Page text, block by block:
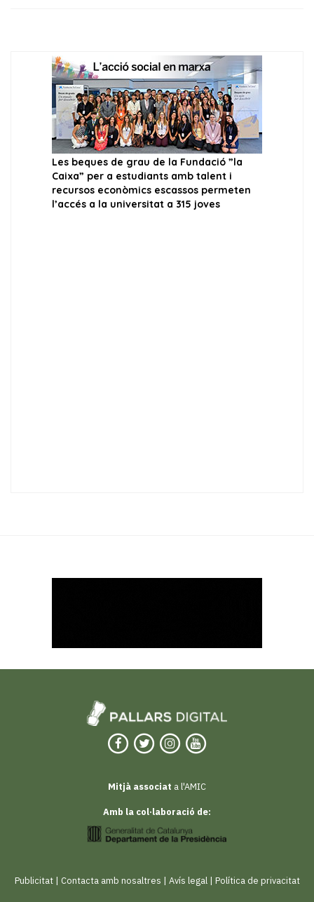
Mitjà associat a l'AMIC
Amb la col·laboració de:
Publicitat| Contacta amb nosaltres | Avís legal| Política de privacitat